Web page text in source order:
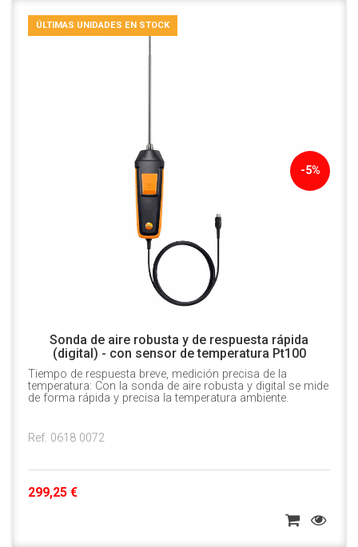
-5%
ÚLTIMAS UNIDADES EN STOCK
Sonda de aire robusta y de respuesta rápida
(digital) - con sensor de temperatura Pt100
Tiempo de respuesta breve, medición precisa de la
temperatura: Con la sonda de aire robusta y digital se mide
de forma rápida y precisa la temperatura ambiente.
Ref. 0618 0072
299,25 €